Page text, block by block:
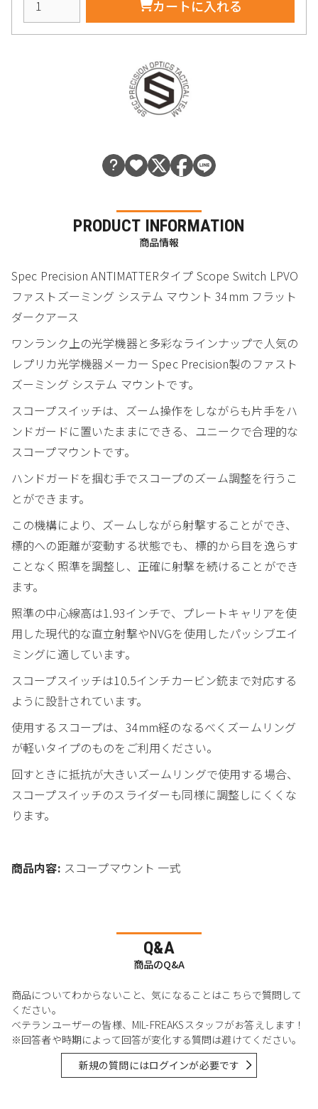
カートに入れる
PRODUCT INFORMATION
商品情報
Spec Precision ANTIMATTERタイプ Scope Switch LPVO
ファストズーミング システム マウント 34mm フラット
ダークアース
ワンランク上の光学機器と多彩なラインナップで人気の
レプリカ光学機器メーカー Spec Precision製のファスト
ズーミング システム マウントです。
スコープスイッチは、ズーム操作をしながらも片手をハ
ンドガードに置いたままにできる、ユニークで合理的な
スコープマウントです。
ハンドガードを掴む手でスコープのズーム調整を行うこ
とができます。
この機構により、ズームしながら射撃することができ、
標的への距離が変動する状態でも、標的から目を逸らす
ことなく照準を調整し、正確に射撃を続けることができ
ます。
照準の中心線高は1.93インチで、プレートキャリアを使
用した現代的な直立射撃やNVGを使用したパッシブエイ
ミングに適しています。
スコープスイッチは10.5インチカービン銃まで対応する
ように設計されています。
使用するスコープは、34mm経のなるべくズームリング
が軽いタイプのものをご利用ください。
回すときに抵抗が大きいズームリングで使用する場合、
スコープスイッチのスライダーも同様に調整しにくくな
ります。
商品内容: スコープマウント 一式
Q&A
商品のQ&A
商品についてわからないこと、気になることはこちらで質問して
ください。
ベテランユーザーの皆様、MIL-FREAKSスタッフがお答えします！
※回答者や時期によって回答が変化する質問は避けてください。
新規の質問にはログインが必要です